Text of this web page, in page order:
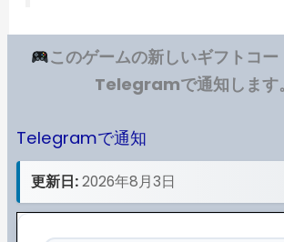
このゲームの新しいギフトコー
Telegramで通知します。
Telegramで通知
更新日:2026年8月3日